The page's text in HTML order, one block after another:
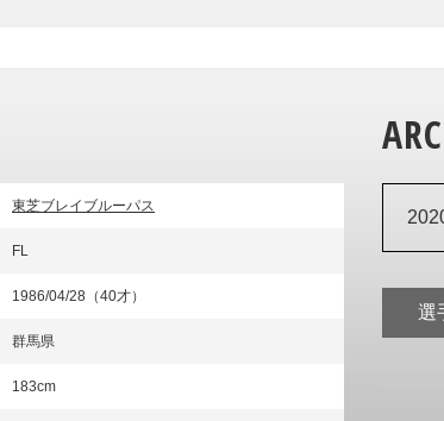
東芝ブレイブルーパス
FL
1986/04/28（40才）
群馬県
183cm
選